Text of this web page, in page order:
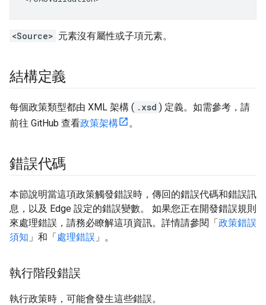
<Source> 元素沒有屬性或子項元素。
結構定義
每個政策類型都由 XML 架構 ( .xsd ) 定義。如需參考，請
前往 GitHub 查看政策架構 。
錯誤代碼
本節說明當這項政策觸發錯誤時，傳回的錯誤代碼和錯誤訊
息，以及 Edge 設定的錯誤變數。 如果您正在開發錯誤規則
來處理錯誤，請務必瞭解這項資訊。詳情請參閱「政策錯誤
須知 」和「處理錯誤 」。
執行階段錯誤
執行政策時，可能會發生這些錯誤。